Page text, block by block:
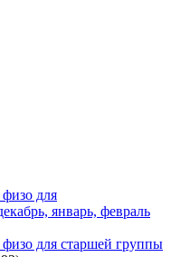
для
январь, февраль
для старшей группы